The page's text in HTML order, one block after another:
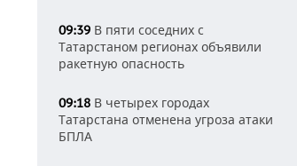
09:39 В пяти соседних с
Татарстаном регионах объявили
ракетную опасность
09:18 В четырех городах
Татарстана отменена угроза атаки
БПЛА